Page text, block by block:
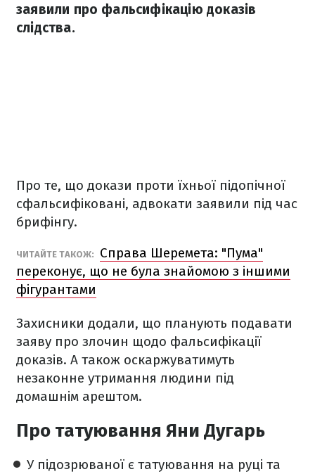
заявили про фальсифікацію доказів
слідства.
Про те, що докази проти їхньої підопічної
сфальсифіковані, адвокати заявили під час
брифінгу.
ЧИТАЙТЕ ТАКОЖ:
Справа Шеремета: "Пума"
переконує, що не була знайомою з іншими
фігурантами
Захисники додали, що планують подавати
заяву про злочин щодо фальсифікації
доказів. А також оскаржуватимуть
незаконне утримання людини під
домашнім арештом.
Про татуювання Яни Дугарь
У підозрюваної є татуювання на руці та